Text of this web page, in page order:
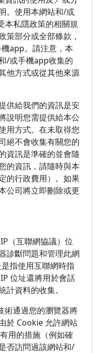
。使用本網站和/或
本私隱政策的相關規
策部分或全部條款，
app。請注意，本
/或手機app收集的
他方式或從其他來源
供給我們的資訊是安
說明您需提供給本公
用方式。在未取得您
絕不會收集有關您的
資訊是準確的並會隨
的資訊，請隨時與本
的行政費用）。如果
公司將立即刪除或更
（互聯網協議）位
診斷問題和管理此網
指使用互聯網時指
位址還將用於會話
資料的收集。
術通過您的瀏覽器將
於 Cookie 允許網站
用的措施（例如確
否訪問過該網站和/